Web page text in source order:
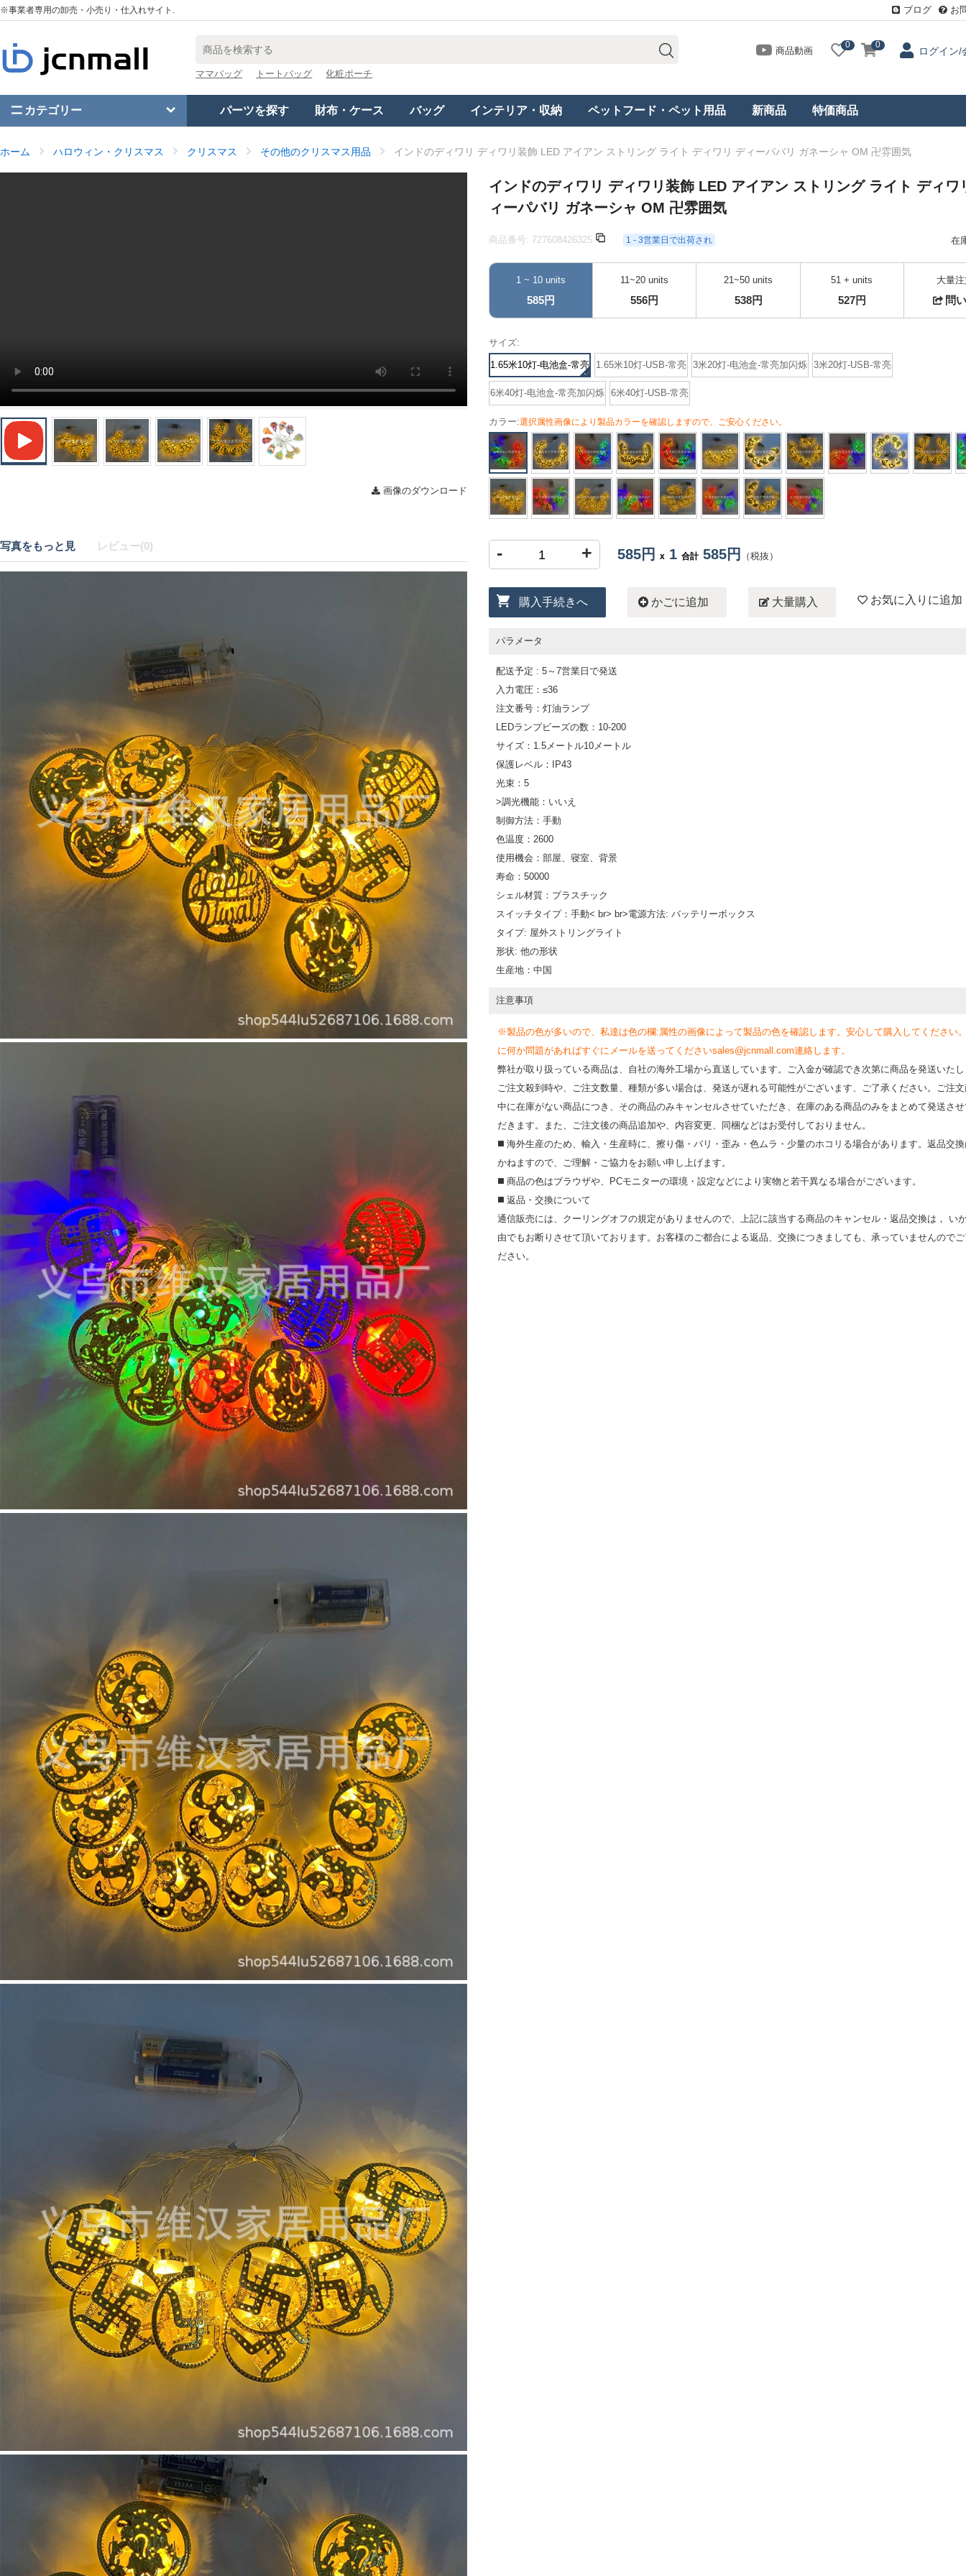
※事業者専用の卸売・小売り・仕入れサイト. ブログ お
ママバッグ トートバッグ 化粧ポーチ
商品動画
0 0
ログイン/
カテゴリー パーツを探す 財布・ケース バッグ インテリア・収納 ペットフード・ペット用品 新商品 特価商品
ホーム ハロウィン・クリスマス クリスマス その他のクリスマス用品 インドのディワリ ディワリ装飾 LED アイアン ストリング ライト ディワリ ディーパバリ ガネーシャ OM 卍雰囲気
画像のダウンロード
写真をもっと見 レビュー(0)
インドのディワリ ディワリ装飾 LED アイアン ストリング ライト ディワ
ィーパバリ ガネーシャ OM 卍雰囲気
商品番号: 727608426325 1 - 3営業日で出荷され 在
1 ~ 10 units
585円
11~20 units
556円
21~50 units
538円
51 + units
527円
大量
問
サイズ:
1.65米10灯-电池盒-常亮 1.65米10灯-USB-常亮 3米20灯-电池盒-常亮加闪烁 3米20灯-USB-常亮
6米40灯-电池盒-常亮加闪烁 6米40灯-USB-常亮
カラー:選択属性画像により製品カラーを確認しますので、ご安心ください。
- + 585円 x 1 合計585円 （税抜）
購入手続きへ かごに追加 大量購入 お気に入りに追加
パラメータ
配送予定 : 5～7営業日で発送
入力電圧：≤36
注文番号：灯油ランプ
LEDランプビーズの数：10-200
サイズ：1.5メートル10メートル
保護レベル：IP43
光束：5
>調光機能：いいえ
制御方法：手動
色温度：2600
使用機会：部屋、寝室、背景
寿命：50000
シェル材質：プラスチック
スイッチタイプ：手動< br> br>電源方法: バッテリーボックス
タイプ: 屋外ストリングライト
形状: 他の形状
生産地：中国
注意事項
※製品の色が多いので、私達は色の欄:属性の画像によって製品の色を確認します。安心して購入してください
に何か問題があればすぐにメールを送ってくださいsales@jcnmall.com連絡します。
弊社が取り扱っている商品は、自社の海外工場から直送しています。ご入金が確認でき次第に商品を発送いた
ご注文殺到時や、ご注文数量、種類が多い場合は、発送が遅れる可能性がございます、ご了承ください。ご注
中に在庫がない商品につき、その商品のみキャンセルさせていただき、在庫のある商品のみをまとめて発送さ
だきます。また、ご注文後の商品追加や、内容変更、同梱などはお受付しておりません。
◼️ 海外⽣産のため、輸⼊・⽣産時に、擦り傷・バリ・歪み・色ムラ・少量のホコリる場合があります。返品交
かねますので、ご理解・ご協⼒をお願い申し上げます。
◼️ 商品の⾊はブラウザや、PCモニターの環境・設定などにより実物と若⼲異なる場合がございます。
◼️ 返品・交換について
通信販売には、クーリングオフの規定がありませんので、上記に該当する商品のキャンセル・返品交換は， い
由でもお断りさせて頂いております。お客様のご都合による返品、交換につきましても、承っていませんので
ださい。